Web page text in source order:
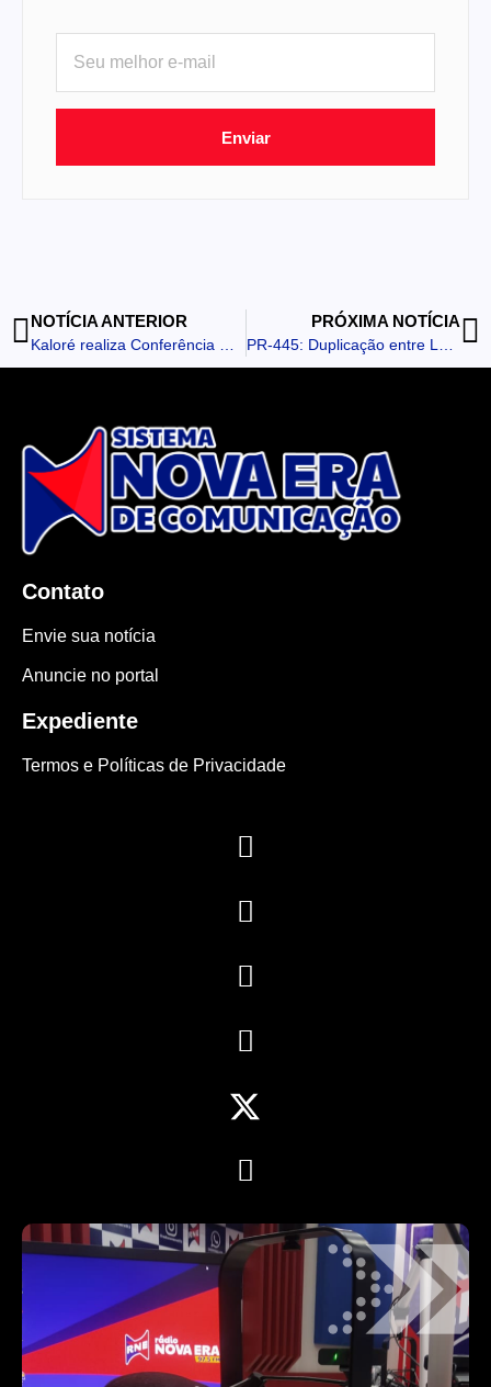
Enviar
NOTÍCIA ANTERIOR PRÓXIMA NOTÍCIA
Contato
Envie sua notícia
Anuncie no portal
Expediente
Termos e Políticas de Privacidade